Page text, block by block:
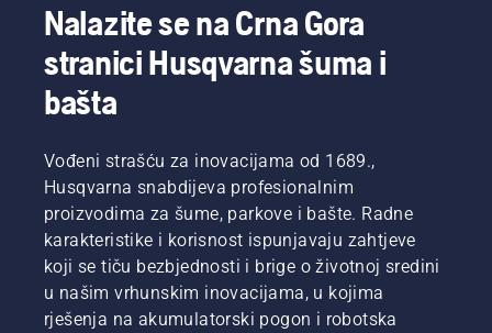
Nalazite se na Crna Gora
stranici Husqvarna šuma i
bašta
Vođeni strašću za inovacijama od 1689.,
Husqvarna snabdijeva profesionalnim
proizvodima za šume, parkove i bašte. Radne
karakteristike i korisnost ispunjavaju zahtjeve
koji se tiču bezbjednosti i brige o životnoj sredini
u našim vrhunskim inovacijama, u kojima
rješenja na akumulatorski pogon i robotska